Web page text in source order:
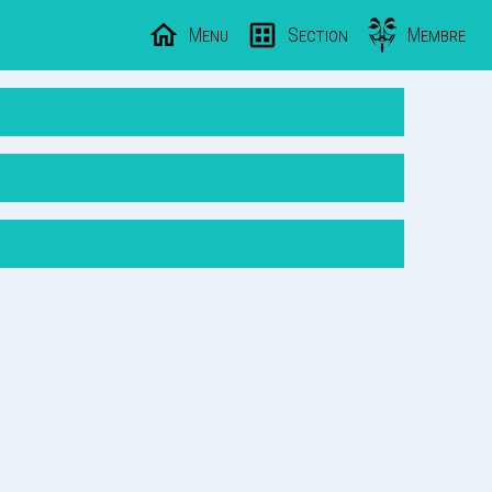
Menu Section Membre